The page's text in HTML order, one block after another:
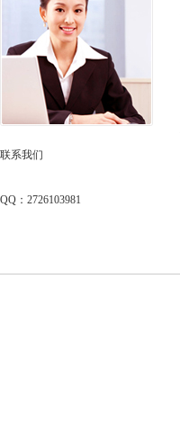
联系我们
QQ：2726103981